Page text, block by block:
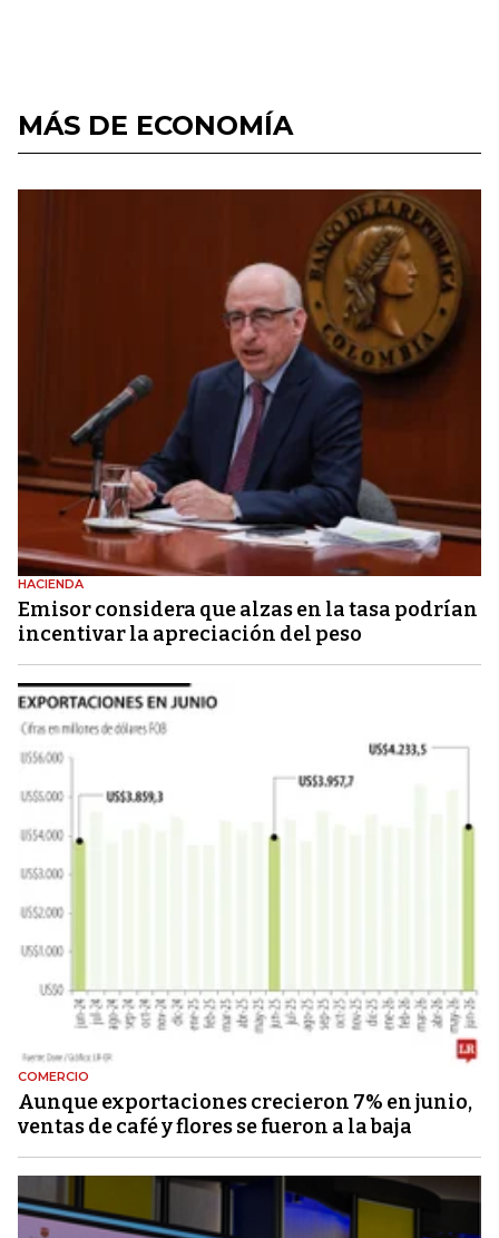
MÁS DE ECONOMÍA
HACIENDA
Emisor considera que alzas en la tasa podrían
incentivar la apreciación del peso
COMERCIO
Aunque exportaciones crecieron 7% en junio,
ventas de café y flores se fueron a la baja